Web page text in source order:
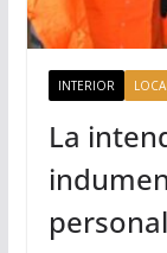
INTERIOR
La